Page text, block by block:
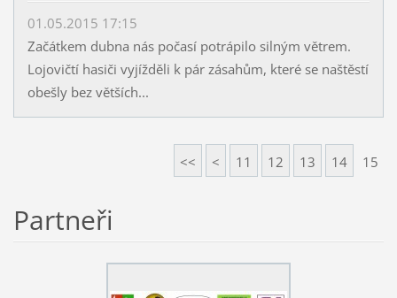
01.05.2015 17:15
Začátkem dubna nás počasí potrápilo silným větrem.
Lojovičtí hasiči vyjížděli k pár zásahům, které se naštěstí
obešly bez větších...
<< < 11 12 13 14 15
Partneři